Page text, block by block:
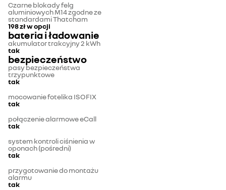
Czarne blokady felg
aluminiowych M14 zgodne ze
standardami Thatcham
198 złw opcji
bateria i ładowanie
akumulator trakcyjny 2 kWh
tak
bezpieczeństwo
pasy bezpieczeństwa
trzypunktowe
tak
mocowanie fotelika ISOFIX
tak
połączenie alarmowe eCall
tak
system kontroli ciśnienia w
oponach (pośredni)
tak
przygotowanie do montażu
alarmu
tak